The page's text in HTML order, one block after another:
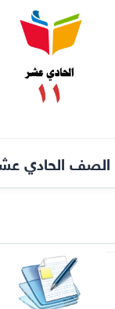
الصف الحادي